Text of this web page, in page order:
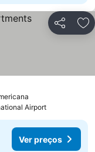
Partilhar
preços
Airport
Ver preços